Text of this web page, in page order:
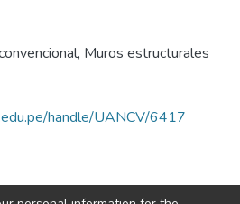
, Muros estructurales
handle/UANCV/6417